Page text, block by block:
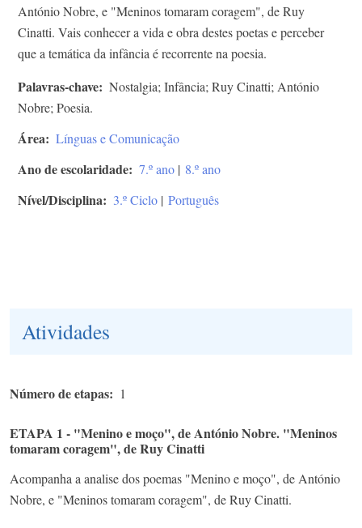
António Nobre, e "Meninos tomaram coragem", de Ruy
Cinatti. Vais conhecer a vida e obra destes poetas e perceber
que a temática da infância é recorrente na poesia.
Palavras-chave
Nostalgia; Infância; Ruy Cinatti; António
Nobre; Poesia.
Área Línguas e Comunicação
Ano de escolaridade 7.º ano | 8.º ano
Nível/Disciplina 3.º Ciclo | Português
Atividades
Número de etapas 1
ETAPA 1 - "Menino e moço", de António Nobre. "Meninos
tomaram coragem", de Ruy Cinatti
Acompanha a analise dos poemas "Menino e moço", de António
Nobre, e "Meninos tomaram coragem", de Ruy Cinatti.